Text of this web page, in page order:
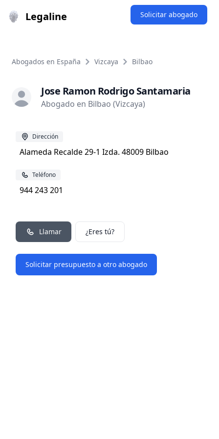
Legaline Solicitar abogado
Abogados en España Vizcaya Bilbao
Jose Ramon Rodrigo Santamaria
Abogado en Bilbao (Vizcaya)
Dirección
Alameda Recalde 29-1 Izda. 48009 Bilbao
Teléfono
944 243 201
Llamar ¿Eres tú?
Solicitar presupuesto a otro abogado